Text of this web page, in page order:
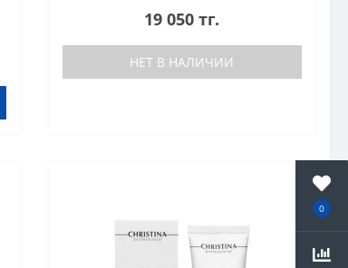
0
комбинации УФ-фильтро..
19 050 тг.
НЕТ В НАЛИЧИИ